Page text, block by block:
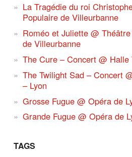
La Tragédie du roi
Populaire de Villeurbanne
Roméo et Juliette @
de Villeurbanne
The Cure – Concert @ Halle
The Twilight Sad – Concert
– Lyon
Grosse Fugue @ Opéra de
Grande Fugue @ Opéra de
TAGS